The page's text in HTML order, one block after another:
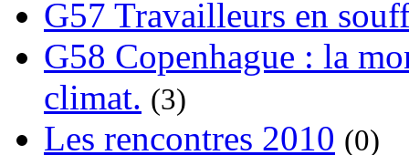
G57 Travailleurs en
G58 Copenhague : la
climat. (3)
Les rencontres 2010 (0)